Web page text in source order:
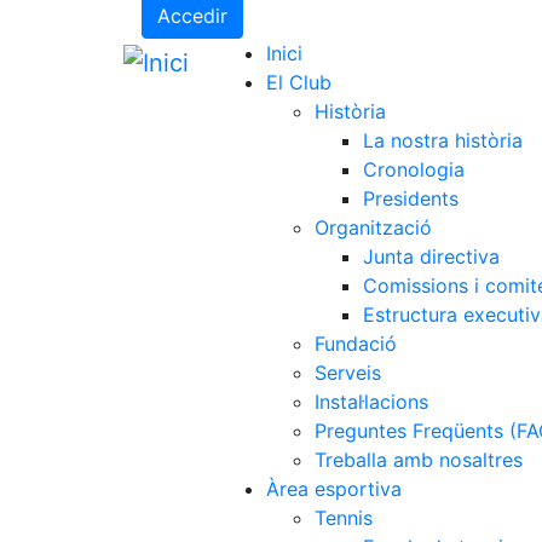
Accedir
Inici
El Club
Història
La nostra història
Cronologia
Presidents
Organització
Junta directiva
Comissions i
Estructura
Fundació
Serveis
Instal·lacions
Preguntes Freqüents
Treballa amb nosaltres
Àrea esportiva
Tennis